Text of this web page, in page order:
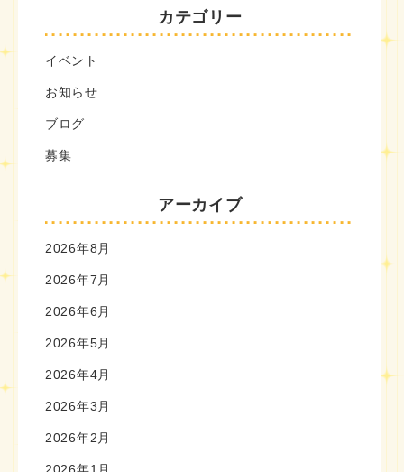
カテゴリー
イベント
お知らせ
ブログ
募集
アーカイブ
2026年8月
2026年7月
2026年6月
2026年5月
2026年4月
2026年3月
2026年2月